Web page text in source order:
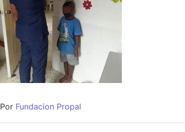
Por Fundacion Propal